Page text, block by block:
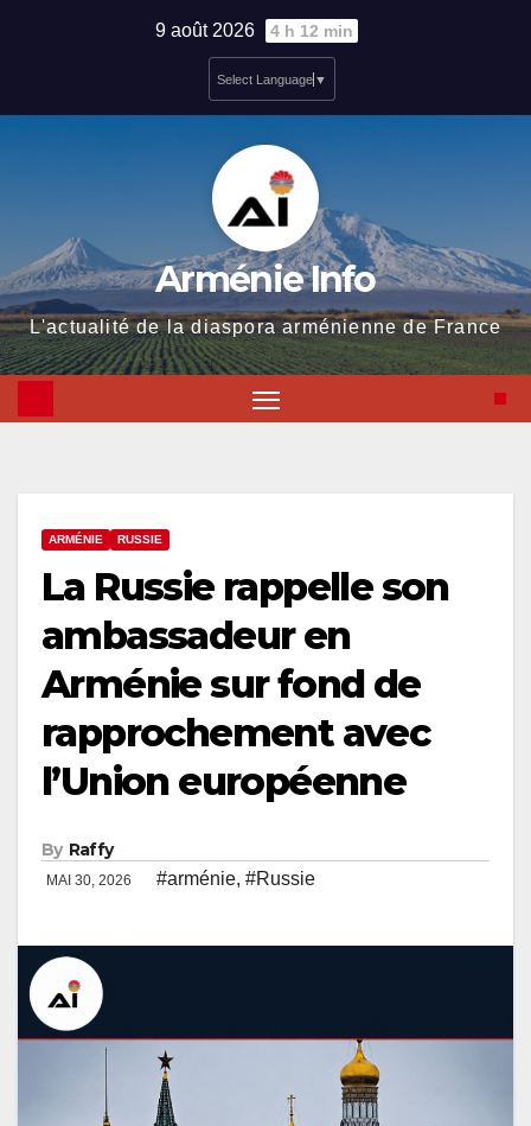
9 août 2026 4 h 12 min
Select Language ▼
Arménie Info
L'actualité de la diaspora arménienne de France
ARMÉNIE RUSSIE
La Russie rappelle son
ambassadeur en
Arménie sur fond de
rapprochement avec
l’Union européenne
By Raffy
MAI 30, 2026 #arménie, #Russie